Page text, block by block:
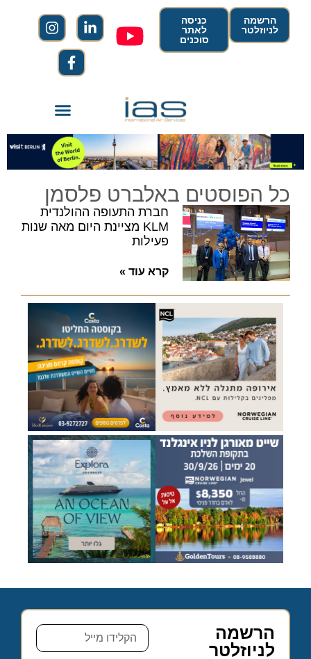
הרשמה
לניוזלטר
כניסה
לאתר
סוכנים
כל הפוסטים באלברט פלסמן
חברת התעופה ההולנדית
KLM מציינת היום מאה שנות
פעילות
קרא עוד »
הרשמה
לניוזלטר